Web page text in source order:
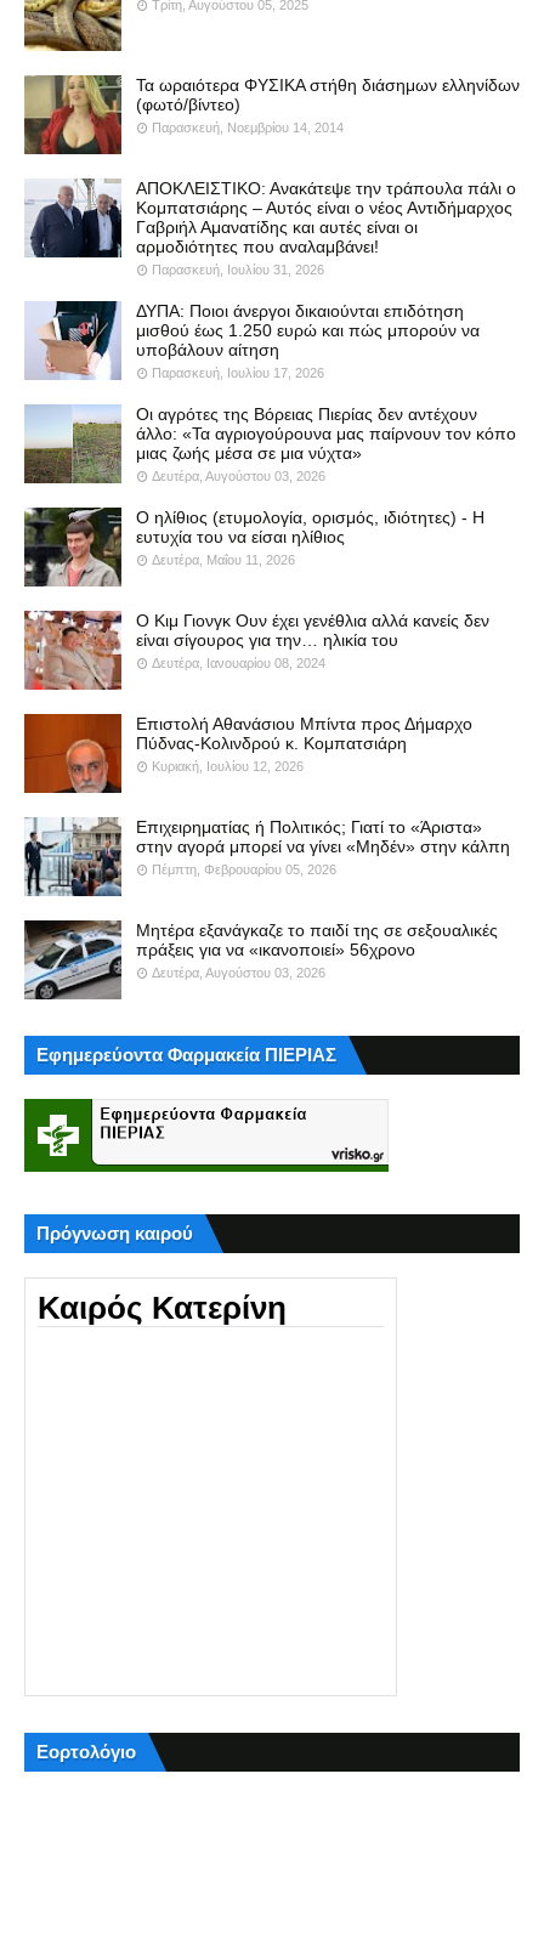
Τρίτη, Αυγούστου 05, 2025
Τα ωραιότερα ΦΥΣΙΚΑ στήθη διάσημων ελληνίδων
(φωτό/βίντεο)
Παρασκευή, Νοεμβρίου 14, 2014
ΑΠΟΚΛΕΙΣΤΙΚΟ: Ανακάτεψε την τράπουλα πάλι ο
Κομπατσιάρης – Αυτός είναι ο νέος Αντιδήμαρχος
Γαβριήλ Αμανατίδης και αυτές είναι οι
αρμοδιότητες που αναλαμβάνει!
Παρασκευή, Ιουλίου 31, 2026
ΔΥΠΑ: Ποιοι άνεργοι δικαιούνται επιδότηση
μισθού έως 1.250 ευρώ και πώς μπορούν να
υποβάλουν αίτηση
Παρασκευή, Ιουλίου 17, 2026
Οι αγρότες της Βόρειας Πιερίας δεν αντέχουν
άλλο: «Τα αγριογούρουνα μας παίρνουν τον κόπο
μιας ζωής μέσα σε μια νύχτα»
Δευτέρα, Αυγούστου 03, 2026
Ο ηλίθιος (ετυμολογία, ορισμός, ιδιότητες) - Η
ευτυχία του να είσαι ηλίθιος
Δευτέρα, Μαΐου 11, 2026
Ο Κιμ Γιονγκ Ουν έχει γενέθλια αλλά κανείς δεν
είναι σίγουρος για την… ηλικία του
Δευτέρα, Ιανουαρίου 08, 2024
Επιστολή Αθανάσιου Μπίντα προς Δήμαρχο
Πύδνας-Κολινδρού κ. Κομπατσιάρη
Κυριακή, Ιουλίου 12, 2026
Επιχειρηματίας ή Πολιτικός; Γιατί το «Άριστα»
στην αγορά μπορεί να γίνει «Μηδέν» στην κάλπη
Πέμπτη, Φεβρουαρίου 05, 2026
Μητέρα εξανάγκαζε το παιδί της σε σεξουαλικές
πράξεις για να «ικανοποιεί» 56χρονο
Δευτέρα, Αυγούστου 03, 2026
Εφημερεύοντα Φαρμακεία ΠΙΕΡΙΑΣ
Πρόγνωση καιρού
Καιρός Κατερίνη
Εορτολόγιο